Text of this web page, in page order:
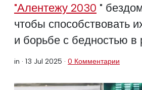
"Алентежу 2030 "
чтобы способствовать
и борьбе с бедностью в
in · 13 Jul 2025 · 0 Комментарии